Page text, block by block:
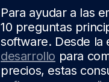
Para ayudar a las
10 preguntas
software. Desde la
desarrollo para
precios, estas